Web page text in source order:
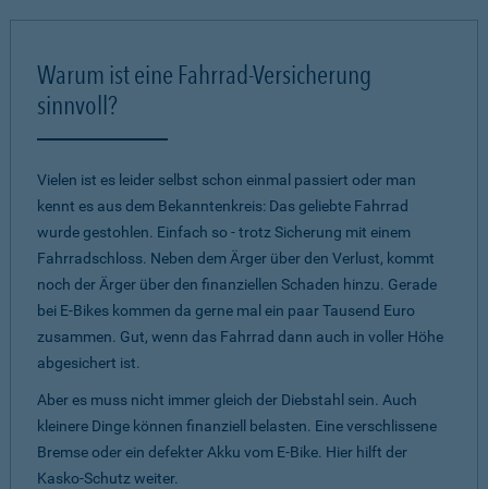
Warum ist eine Fahrrad-Versicherung
sinnvoll?
Vielen ist es leider selbst schon einmal passiert oder man
kennt es aus dem Bekanntenkreis: Das geliebte Fahrrad
wurde gestohlen. Einfach so - trotz Sicherung mit einem
Fahrradschloss. Neben dem Ärger über den Verlust, kommt
noch der Ärger über den finanziellen Schaden hinzu. Gerade
bei E-Bikes kommen da gerne mal ein paar Tausend Euro
zusammen. Gut, wenn das Fahrrad dann auch in voller Höhe
abgesichert ist.
Aber es muss nicht immer gleich der Diebstahl sein. Auch
kleinere Dinge können finanziell belasten. Eine verschlissene
Bremse oder ein defekter Akku vom E-Bike. Hier hilft der
Kasko-Schutz weiter.